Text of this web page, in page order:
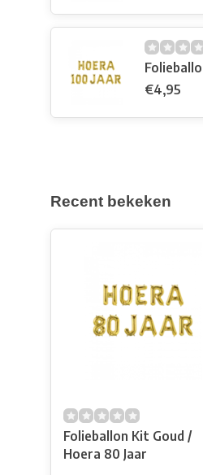
€4,95
Recent bekeken
Folieballon Kit Goud /
Hoera 80 Jaar